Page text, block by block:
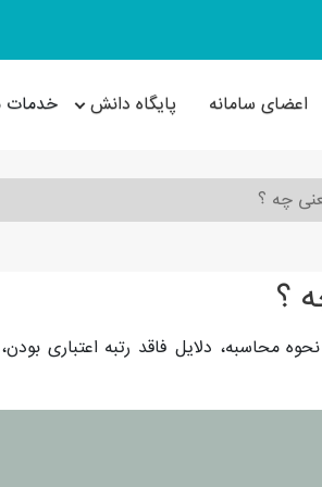
اعضای سامانه پایگاه دانش خدمات
چه ؟
؟
محاسبه، دلایل فاقد رتبه اعتباری